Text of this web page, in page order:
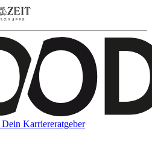
Dein Karriereratgeber